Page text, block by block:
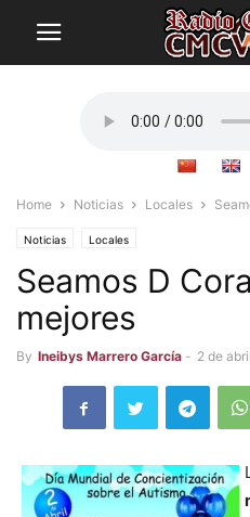
Home Noticias Locales
Noticias Locales
Seamos D
mejores
By Ineibys Marrero García - 2 de